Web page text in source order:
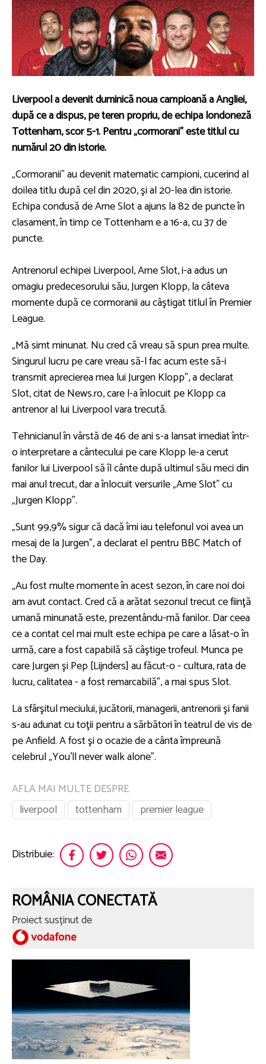
Liverpool a devenit duminică noua campioană a Angliei,
după ce a dispus, pe teren propriu, de echipa londoneză
Tottenham, scor 5-1. Pentru „cormorani” este titlul cu
numărul 20 din istorie.
„Cormoranii” au devenit matematic campioni, cucerind al
doilea titlu după cel din 2020, şi al 20-lea din istorie.
Echipa condusă de Arne Slot a ajuns la 82 de puncte în
clasament, în timp ce Tottenham e a 16-a, cu 37 de
puncte.
Antrenorul echipei Liverpool, Arne Slot, i-a adus un
omagiu predecesorului său, Jurgen Klopp, la câteva
momente după ce cormoranii au câştigat titlul în Premier
League.
„Mă simt minunat. Nu cred că vreau să spun prea multe.
Singurul lucru pe care vreau să-l fac acum este să-i
transmit aprecierea mea lui Jurgen Klopp”, a declarat
Slot, citat de News.ro, care l-a înlocuit pe Klopp ca
antrenor al lui Liverpool vara trecută.
Tehnicianul în vârstă de 46 de ani s-a lansat imediat într-
o interpretare a cântecului pe care Klopp le-a cerut
fanilor lui Liverpool să îl cânte după ultimul său meci din
mai anul trecut, dar a înlocuit versurile „Arne Slot” cu
„Jurgen Klopp”.
„Sunt 99,9% sigur că dacă îmi iau telefonul voi avea un
mesaj de la Jurgen”, a declarat el pentru BBC Match of
the Day.
„Au fost multe momente în acest sezon, în care noi doi
am avut contact. Cred că a arătat sezonul trecut ce fiinţă
umană minunată este, prezentându-mă fanilor. Dar ceea
ce a contat cel mai mult este echipa pe care a lăsat-o în
urmă, care a fost capabilă să câştige trofeul. Munca pe
care Jurgen şi Pep [Lijnders] au făcut-o - cultura, rata de
lucru, calitatea - a fost remarcabilă”, a mai spus Slot.
La sfârşitul meciului, jucătorii, managerii, antrenorii şi fanii
s-au adunat cu toţii pentru a sărbători în teatrul de vis de
pe Anfield. A fost şi o ocazie de a cânta împreună
celebrul „You'll never walk alone”.
AFLA MAI MULTE DESPRE
liverpool
tottenham premier league
Distribuie:
ROMÂNIA CONECTATĂ
Proiect susținut de